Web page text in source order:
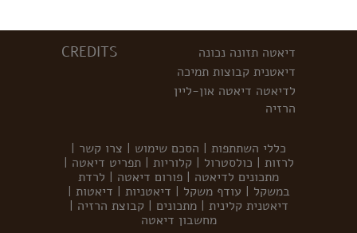
CREDITS דיאטה תזונה נכונה
דיאטנית קבוצות תמיכה
לדיאטה דיאטה און-ליין
הרזיה
כללי השתתפות | הסכם שימוש | צרו קשר |
לרזות | כולסטרול | קלוריות |תפריט דיאטה |
מתכונים לדיאטה | פורום דיאטה | לרדת
במשקל | עודף משקל | דיאטניות | דיאטות |
דיאטנית קלינית |מתכונים | קבוצת הרזיה |
מחשבון דיאטה